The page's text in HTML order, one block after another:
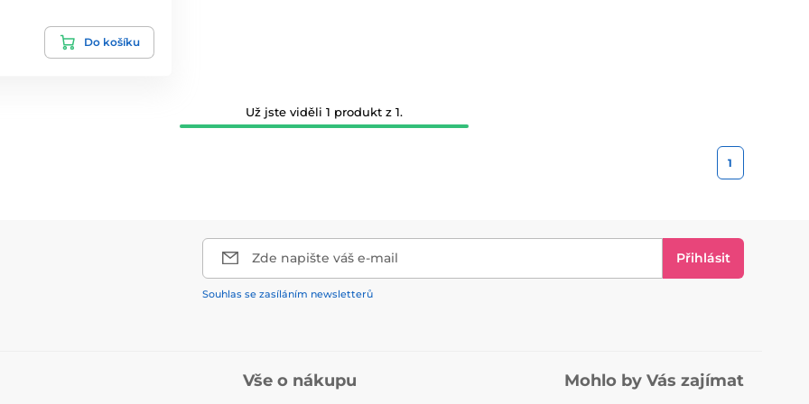
Do košíku
Už jste viděli 1 produkt z 1.
1
Zde napište váš e-mail Přihlásit
Souhlas se zasíláním newsletterů
Vše o nákupu Mohlo by Vás zajímat